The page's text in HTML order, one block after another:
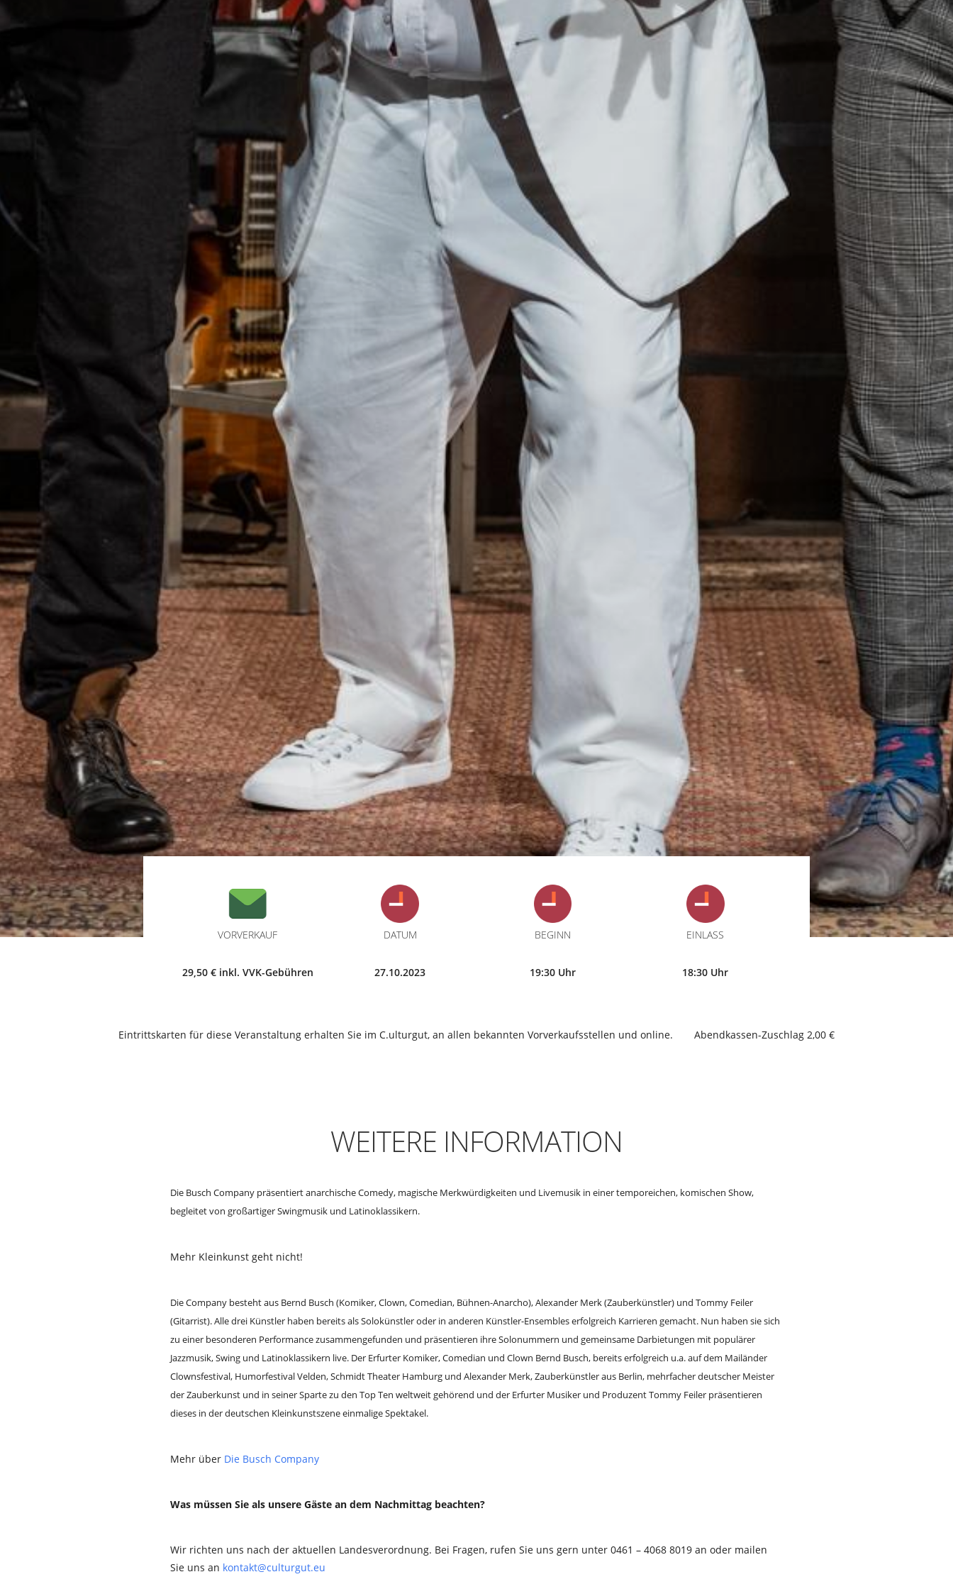
WEITERE INFORMATION
Die Busch Company präsentiert anarchische Comedy, magische Merkwürdigkeiten und Livemusik in einer temporeichen, komischen Show,
begleitet von großartiger Swingmusik und Latinoklassikern.
Mehr Kleinkunst geht nicht!
Die Company besteht aus Bernd Busch (Komiker, Clown, Comedian, Bühnen-Anarcho), Alexander Merk (Zauberkünstler) und Tommy Feiler
(Gitarrist).Alle drei Künstler haben bereits als Solokünstler oder in anderen Künstler-Ensembles erfolgreich Karrieren gemacht. Nun haben sie sich
zu einer besonderen Performance zusammengefunden und präsentieren ihre Solonummern und gemeinsame Darbietungen mit populärer
Jazzmusik, Swing und Latinoklassikern live. Der Erfurter Komiker, Comedian und Clown Bernd Busch, bereits erfolgreich u.a. auf dem Mailänder
Clownsfestival, Humorfestival Velden, Schmidt Theater Hamburg und Alexander Merk, Zauberkünstler aus Berlin, mehrfacher deutscher Meister
der Zauberkunst und in seiner Sparte zu den Top Ten weltweit gehörend und der Erfurter Musiker und Produzent Tommy Feiler präsentieren
dieses in der deutschen Kleinkunstszene einmalige Spektakel.
Mehr über Die Busch Company
Was müssen Sie als unsere Gäste an dem Nachmittag beachten?
Wir richten uns nach der aktuellen Landesverordnung. Bei Fragen, rufen Sie uns gern unter 0461 – 4068 8019 an oder mailen
Sie uns an kontakt@culturgut.eu
VORVERKAUF
29,50 € inkl. VVK-Gebühren
DATUM
27.10.2023
BEGINN
19:30 Uhr
EINLASS
18:30 Uhr
Eintrittskarten für diese Veranstaltung erhalten Sie im C.ulturgut, an allen bekannten Vorverkaufsstellen und online. Abendkassen-Zuschlag 2,00 €